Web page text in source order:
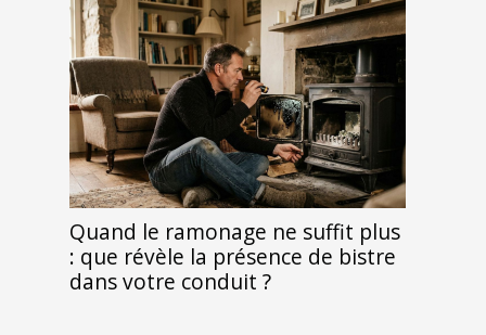
Quand le ramonage ne suffit plus
: que révèle la présence de bistre
dans votre conduit ?